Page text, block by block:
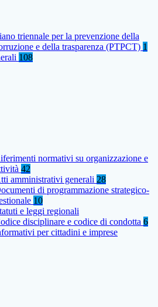
triennale per la prevenzione della
e della trasparenza (PTPCT) 1
108
normativi su organizzazione e
42
amministrativi generali 28
di programmazione strategico-
10
e leggi regionali
disciplinare e codice di condotta 6
per cittadini e imprese